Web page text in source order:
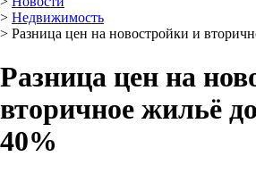
> Недвижимость
> Разница цен на новостройки и
Разница цен на
вторичное жильё
40%